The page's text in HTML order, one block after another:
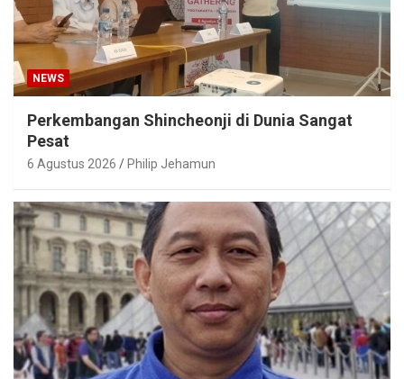
NEWS
Perkembangan Shincheonji di Dunia Sangat
Pesat
6 Agustus 2026 Philip Jehamun